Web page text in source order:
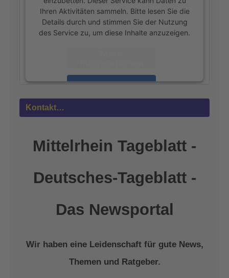
Ihren Aktivitäten sammeln. Bitte lesen Sie die
Details durch und stimmen Sie der Nutzung
des Service zu, um diese Inhalte anzuzeigen.
Akzeptieren
Kontakt…
Mittelrhein Tageblatt -
Deutsches-Tageblatt -
Das Newsportal
Wir haben eine Leidenschaft für gute News,
Themen und Ratgeber.